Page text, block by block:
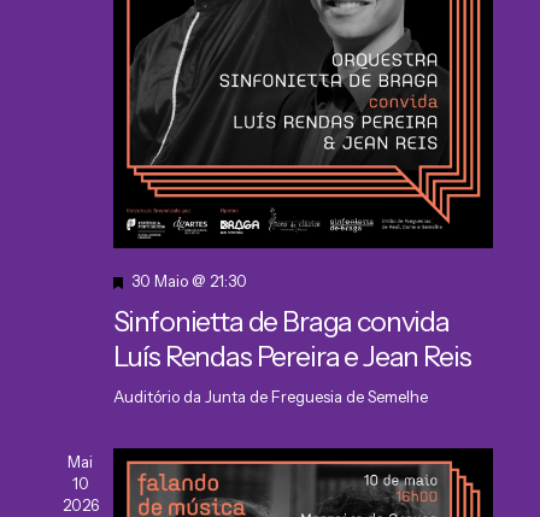
Destaque
30 Maio @ 21:30
Sinfonietta de Braga convida
Luís Rendas Pereira e Jean Reis
Auditório da Junta de Freguesia de Semelhe
Mai
10
2026